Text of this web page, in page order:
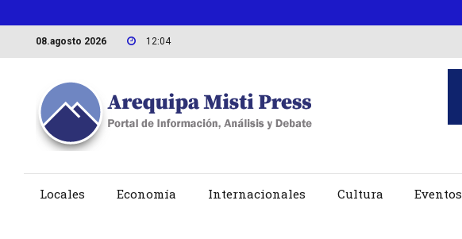
08.agosto 2026 12:04
Locales Economía Internacionales Cultura Eventos